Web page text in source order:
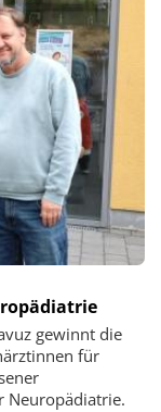
gewinnt die
für
Neuropädiatrie.